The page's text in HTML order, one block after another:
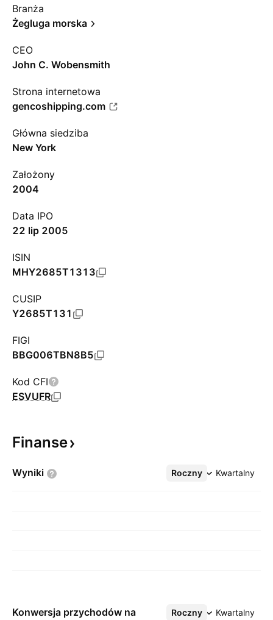
Branża
Żegluga morska
CEO
John C. Wobensmith
Strona internetowa
gencoshipping.com
Główna siedziba
New York
Założony
2004
Data IPO
22 lip 2005
ISIN
MHY2685T1313
CUSIP
Y2685T131
FIGI
BBG006TBN8B5
Kod CFI
ESVUFR
Finanse
Wyniki Roczny Kwartalny
Więcej
Konwersja przychodów na
Roczny Kwartalny
Więcej